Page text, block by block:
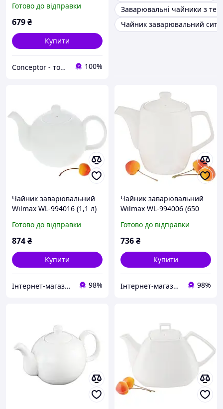
Готово до відправки
679₴
Купити
Conceptor - товари для дому 100%
Заварювальні чайники з
Чайник заварювальний
Чайник заварювальний
Wilmax WL-994016 (1,1 л)
Готово до відправки
874₴
Купити
Інтернет-магазин "E-posud" 98%
Чайник заварювальний
Wilmax WL-994006 (650
Готово до відправки
736₴
Купити
Інтернет-магазин "E-posud" 98%